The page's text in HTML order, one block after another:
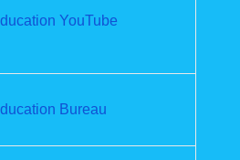
YouTube
Bureau